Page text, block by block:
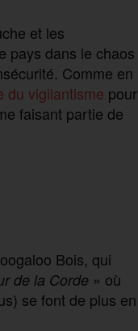
et les
pays dans le chaos
Comme en
du vigilantisme pour
faisant partie de
Bois, qui
de la Corde» où
se font de plus en